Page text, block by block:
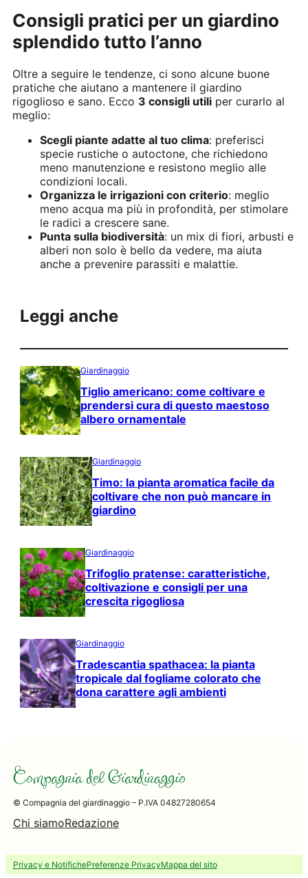
Consigli pratici per un giardino
splendido tutto l’anno
Oltre a seguire le tendenze, ci sono alcune buone
pratiche che aiutano a mantenere il giardino
rigoglioso e sano. Ecco 3 consigli utili per curarlo al
meglio:
Scegli piante adatte al tuo clima: preferisci
specie rustiche o autoctone, che richiedono
meno manutenzione e resistono meglio alle
condizioni locali.
Organizza le irrigazioni con criterio: meglio
meno acqua ma più in profondità, per stimolare
le radici a crescere sane.
Punta sulla biodiversità: un mix di fiori, arbusti e
alberi non solo è bello da vedere, ma aiuta
anche a prevenire parassiti e malattie.
Leggi anche
Giardinaggio
Tiglio americano: come coltivare e
prendersi cura di questo maestoso
albero ornamentale
Giardinaggio
Timo: la pianta aromatica facile da
coltivare che non può mancare in
giardino
Giardinaggio
Trifoglio pratense: caratteristiche,
coltivazione e consigli per una
crescita rigogliosa
Giardinaggio
Tradescantia spathacea: la pianta
tropicale dal fogliame colorato che
dona carattere agli ambienti
© Compagnia del giardinaggio – P.IVA 04827280654
Chi siamoRedazione
Privacy e NotifichePreferenze PrivacyMappa del sito